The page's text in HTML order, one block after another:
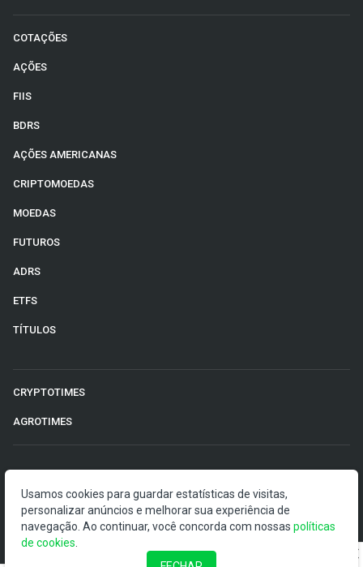
COTAÇÕES
AÇÕES
FIIS
BDRS
AÇÕES AMERICANAS
CRIPTOMOEDAS
MOEDAS
FUTUROS
ADRS
ETFS
TÍTULOS
CRYPTOTIMES
AGROTIMES
O Money Times publica matérias de cunho jornalístico, que
visam a democratização da informação. Nossas
publicações devem ser compreendidas como boletins
anunciadores e divulgadores, e não como uma
Usamos cookies para guardar estatísticas de visitas,
personalizar anúncios e melhorar sua experiência de
navegação. Ao continuar, você concorda com nossas políticas
de cookies